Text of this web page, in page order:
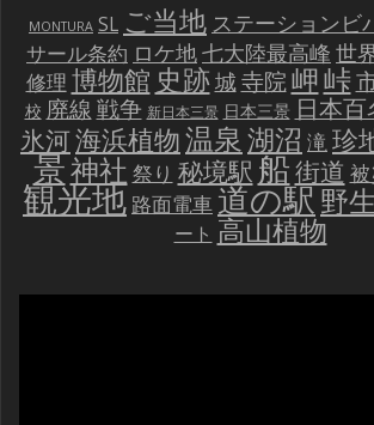
MONTURA SL ご当地 ステーションビ
サール条約 ロケ地七大陸最高峰 世
修理 博物館 史跡城寺院岬峠
校 廃線戦争 新日本三景 日本三景 日本百
氷河海浜植物温泉湖沼 滝珍
景神社 祭り 秘境駅船街道
観光地 路面電車道の駅野
ート 高山植物